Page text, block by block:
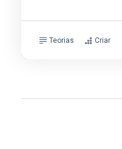
Teorias Criar